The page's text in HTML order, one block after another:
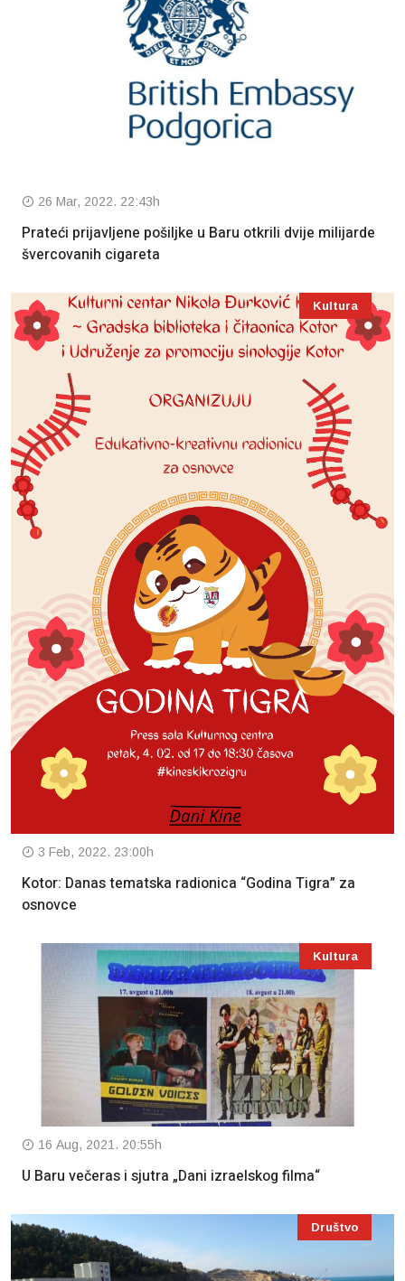
26 Mar, 2022. 22:43h
Prateći prijavljene pošiljke u Baru otkrili dvije milijarde
švercovanih cigareta
Kultura
3 Feb, 2022. 23:00h
Kotor: Danas tematska radionica “Godina Tigra” za
osnovce
Kultura
16 Aug, 2021. 20:55h
U Baru večeras i sjutra „Dani izraelskog filma“
Društvo